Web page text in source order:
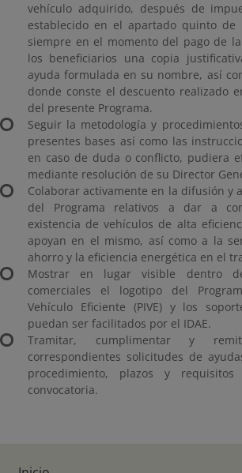
vehículo adquirido, después de
establecido en el apartado quinto de
siempre en el momento del pago de
los beneficiarios una copia
ayuda formulada en su nombre, así
donde conste el descuento realizado
del presente Programa.
Seguir la metodología y
presentes bases así como las
en caso de duda o conflicto, pudiera
mediante resolución de su Director
Colaborar activamente en la difusión y
del Programa relativos a dar a
existencia de vehículos de alta
apoyan en el mismo, así como a la
ahorro y la eficiencia energética en el
Mostrar en lugar visible dentro
comerciales el logotipo del
Vehículo Eficiente (PIVE) y los
puedan ser facilitados por el IDAE.
Tramitar, cumplimentar y
correspondientes solicitudes de
procedimiento, plazos y
convocatoria.